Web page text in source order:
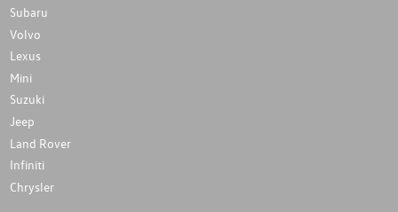
Subaru
Volvo
Lexus
Mini
Suzuki
Jeep
Land Rover
Infiniti
Chrysler